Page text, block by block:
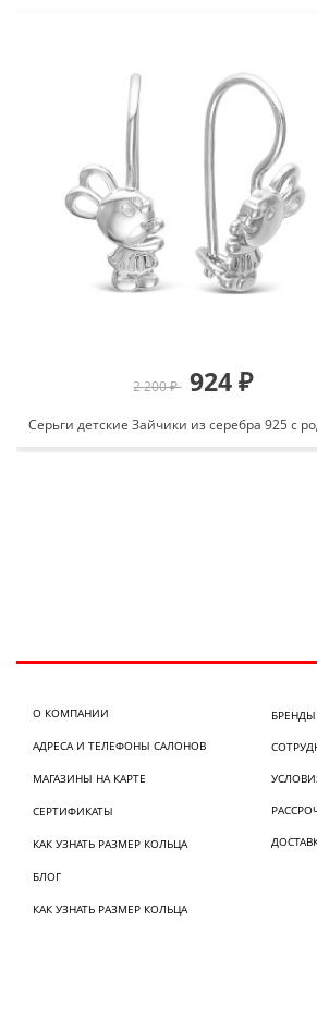
2 200 ₽ 924 ₽
О КОМПАНИИ
АДРЕСА И ТЕЛЕФОНЫ САЛОНОВ
МАГАЗИНЫ НА КАРТЕ
СЕРТИФИКАТЫ
КАК УЗНАТЬ РАЗМЕР КОЛЬЦА
БЛОГ
КАК УЗНАТЬ РАЗМЕР КОЛЬЦА
БРЕНДЫ